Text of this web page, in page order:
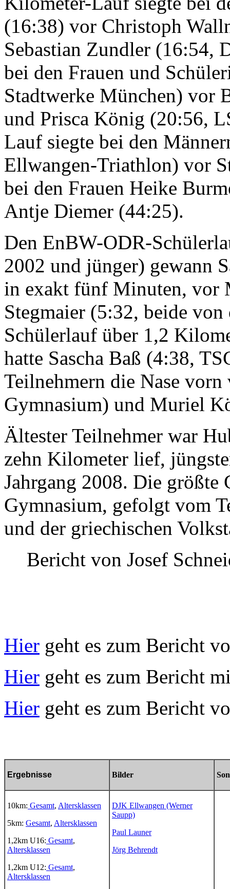
(16:38) vor Christoph
Sebastian Zundler (16:54,
bei den Frauen und
Stadtwerke München) vor
und Prisca König (20:56,
Lauf siegte bei den
Ellwangen-Triathlon) vor
bei den Frauen Heike
Antje Diemer (44:25).
Den EnBW-ODR-
2002 und jünger) gewann
in exakt fünf Minuten, vor
Stegmaier (5:32, beide
Schülerlauf über 1,2
hatte Sascha Baß (4:38,
Teilnehmern die Nase
Gymnasium) und Muriel
Ältester Teilnehmer war
zehn Kilometer lief,
Jahrgang 2008. Die größte
Gymnasium, gefolgt vom
und der griechischen
Bericht von Josef
Hier geht es zum Bericht
Hier geht es zum Bericht
Hier geht es zum Bericht
Ergebnisse Bilder
10km: Gesamt, Altersklassen
5km: Gesamt, Altersklassen
1,2km U16: Gesamt,
Altersklassen
1,2km U12: Gesamt,
Altersklassen
DJK Ellwangen (Werner
Saupp)
Paul Launer
Jörg Behrendt